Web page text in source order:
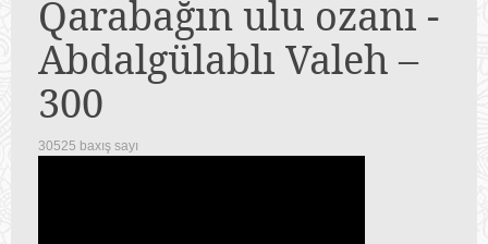
Qarabağın ulu ozanı -
Abdalgülablı Valeh –
300
30525 baxış sayı